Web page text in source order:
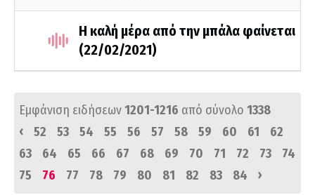
Η καλή μέρα από την μπάλα φαίνεται
(22/02/2021)
Εμφάνιση ειδήσεων1201-1216 από σύνολο 1338
‹
52 53 54 55 56 57 58 59 60 61
62
63
64 65 66 67 68 69 70 71 72 73
74
75
76 77 78 79 80 81 82 83 84 ›